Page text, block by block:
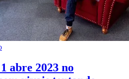
abre 2023 no